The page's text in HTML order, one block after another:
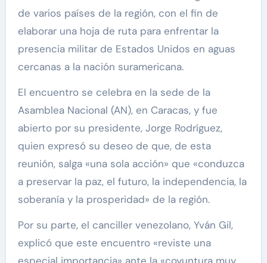
de varios países de la región, con el fin de
elaborar una hoja de ruta para enfrentar la
presencia militar de Estados Unidos en aguas
cercanas a la nación suramericana.
El encuentro se celebra en la sede de la
Asamblea Nacional (AN), en Caracas, y fue
abierto por su presidente, Jorge Rodríguez,
quien expresó su deseo de que, de esta
reunión, salga «una sola acción» que «conduzca
a preservar la paz, el futuro, la independencia, la
soberanía y la prosperidad» de la región.
Por su parte, el canciller venezolano, Yván Gil,
explicó que este encuentro «reviste una